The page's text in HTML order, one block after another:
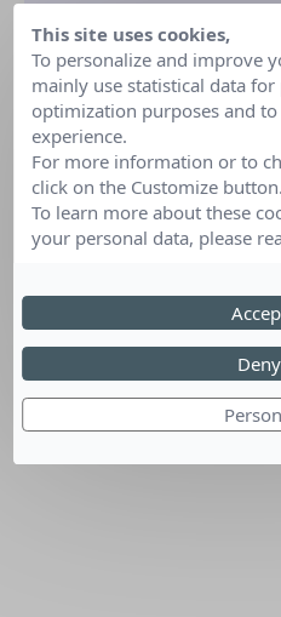
This site uses cookies,
To personalize and improve
mainly use statistical data
optimization purposes and
experience.
For more information or to
click on the Customize button.
To learn more about these
your personal data, please